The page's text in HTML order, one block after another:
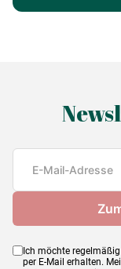
Alter
Maße
Ich möchte
per E-Mail erhalten.